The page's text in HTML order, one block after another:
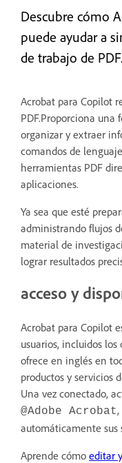
Descubre cómo
puede ayudar a
de trabajo de PDF.
Acrobat para Copilot
PDF.Proporciona una
organizar y extraer
comandos de
herramientas PDF
aplicaciones.
Ya sea que esté
administrando flujos
material de
lograr resultados
acceso y
Acrobat para Copilot
usuarios, incluidos
ofrece en inglés en
productos y servicios
Una vez conectado,
@Adobe Acrobat,
automáticamente sus
Aprende cómo editar